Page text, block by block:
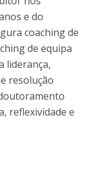
e do
coaching de
de equipa
liderança,
resolução
reflexividade e